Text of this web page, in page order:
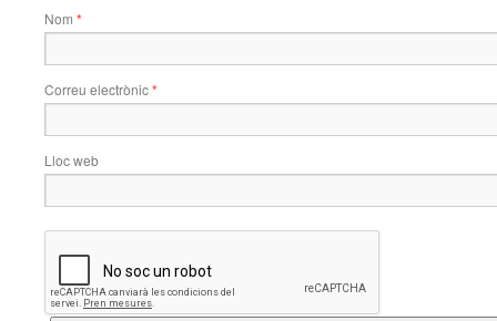
Nom *
Correu electrònic*
Lloc web